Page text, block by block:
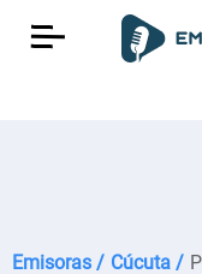
Emisoras / Cúcuta /